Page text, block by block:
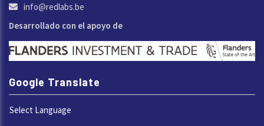
info@redlabs.be
Desarrollado con el apoyo de
Google Translate
Select Language